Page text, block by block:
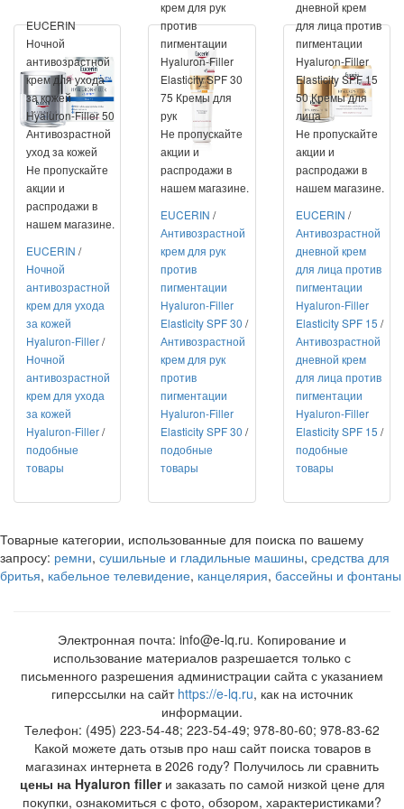
EUCERIN
Ночной
антивозрастной
крем для ухода
за кожей
Hyaluron-Filler 50
Антивозрастной
уход за кожей
Не пропускайте
акции и
распродажи в
нашем магазине.
EUCERIN /
Ночной
антивозрастной
крем для ухода
за кожей
Hyaluron-Filler/
Ночной
антивозрастной
крем для ухода
за кожей
Hyaluron-Filler/
подобные
товары
крем для рук
против
пигментации
Hyaluron-Filler
Elasticity SPF 30
75 Кремы для
рук
Не пропускайте
акции и
распродажи в
нашем магазине.
EUCERIN /
Антивозрастной
крем для рук
против
пигментации
Hyaluron-Filler
Elasticity SPF 30 /
Антивозрастной
крем для рук
против
пигментации
Hyaluron-Filler
Elasticity SPF 30 /
подобные
товары
дневной крем
для лица против
пигментации
Hyaluron-Filler
Elasticity SPF 15
50 Кремы для
лица
Не пропускайте
акции и
распродажи в
нашем магазине.
EUCERIN /
Антивозрастной
дневной крем
для лица против
пигментации
Hyaluron-Filler
Elasticity SPF 15 /
Антивозрастной
дневной крем
для лица против
пигментации
Hyaluron-Filler
Elasticity SPF 15 /
подобные
товары
Товарные категории, использованные для поиска по вашему
запросу: ремни, сушильные и гладильные машины, средства для
бритья, кабельное телевидение, канцелярия, бассейны и фонтаны
Электронная почта: info@e-lq.ru. Копирование и
использование материалов разрешается только с
письменного разрешения администрации сайта с указанием
гиперссылки на сайт https://e-lq.ru, как на источник
информации.
Телефон: (495) 223-54-48; 223-54-49; 978-80-60; 978-83-62
Какой можете дать отзыв про наш сайт поиска товаров в
магазинах интернета в 2026 году? Получилось ли сравнить
цены на Hyaluron fillerи заказать по самой низкой цене для
покупки, ознакомиться с фото, обзором, характеристиками?